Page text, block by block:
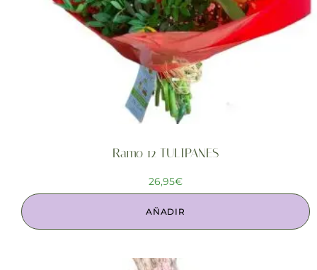
Ramo 12 TULIPANES
26,95€
AÑADIR